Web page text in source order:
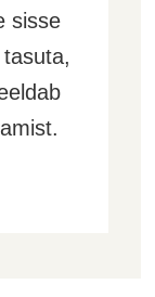
sisse